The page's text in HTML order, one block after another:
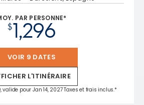
PAR PERSONNE*
$1,296
VOIR 9 DATES
L'ITINÉRAIRE
valide pour Jan 14, 2027 Taxes et frais inclus.*